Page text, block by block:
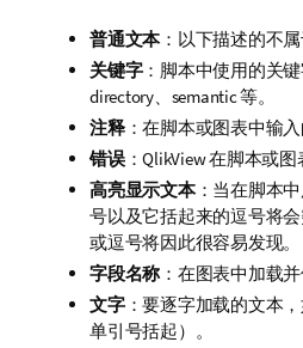
普通文本：以下描述的不属
关键字：脚本中使用的关
directory、 semantic等。
注释：在脚本或图表中输入
错误：QlikView 在脚本或图
高亮显示文本：当在脚本
号以及它括起来的逗号将
或逗号将因此很容易发现。
字段名称：在图表中加载并
文字：要逐字加载的文本
单引号括起）。